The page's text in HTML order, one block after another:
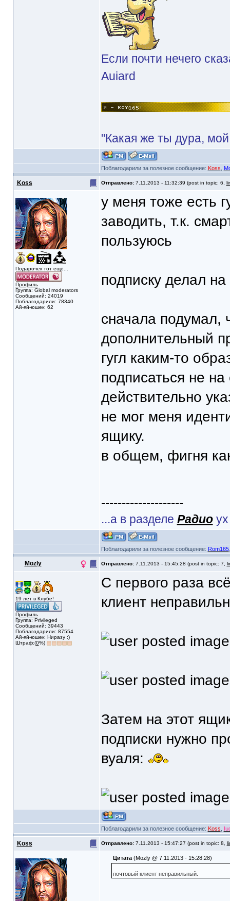
Если почти нечего
Auiard
"Какая же ты дура,
Поблагодарили за полезное сообщение: Koss
Koss Отправлено: 7.11.2013 - 11:32:39 (post in topic: 6,
Подарочек тот ещё...
Профиль
Группа: Global moderators
Сообщений: 24019
Поблагодарили: 78340
Ай-яй-юшек: 62
у меня тоже есть
заводить, т.к.
пользуюсь
подписку делал
сначала подумал,
дополнительный
гугл каким-то
подписаться не
действительно
не мог меня
ящику.
в общем, фигня
--------------------
...а в разделе Радиоух
Поблагодарили за полезное сообщение: Rom165
Mozly Отправлено: 7.11.2013 - 15:45:28 (post in topic: 7,
19 лет в Клубе!
Профиль
Группа: Privileged
Сообщений: 39443
Поблагодарили: 87554
Ай-яй-юшек: Ниразу :)
Штраф:(0%)
С первого раза
клиент
Затем на этот
подписки нужно
вуаля:
Поблагодарили за полезное сообщение: Koss
Koss Отправлено: 7.11.2013 - 15:47:27 (post in topic: 8,
Цитата(Mozly @ 7.11.2013 - 15:28:28)
почтовый клиент неправильный.